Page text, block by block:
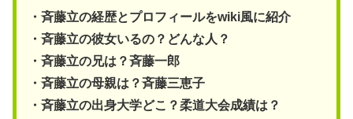
・斉藤立の経歴とプロフィールをwiki風に紹介
・斉藤立の彼女いるの？どんな人？
・斉藤立の兄は？斉藤一郎
・斉藤立の母親は？斉藤三恵子
・斉藤立の出身大学どこ？柔道大会成績は？